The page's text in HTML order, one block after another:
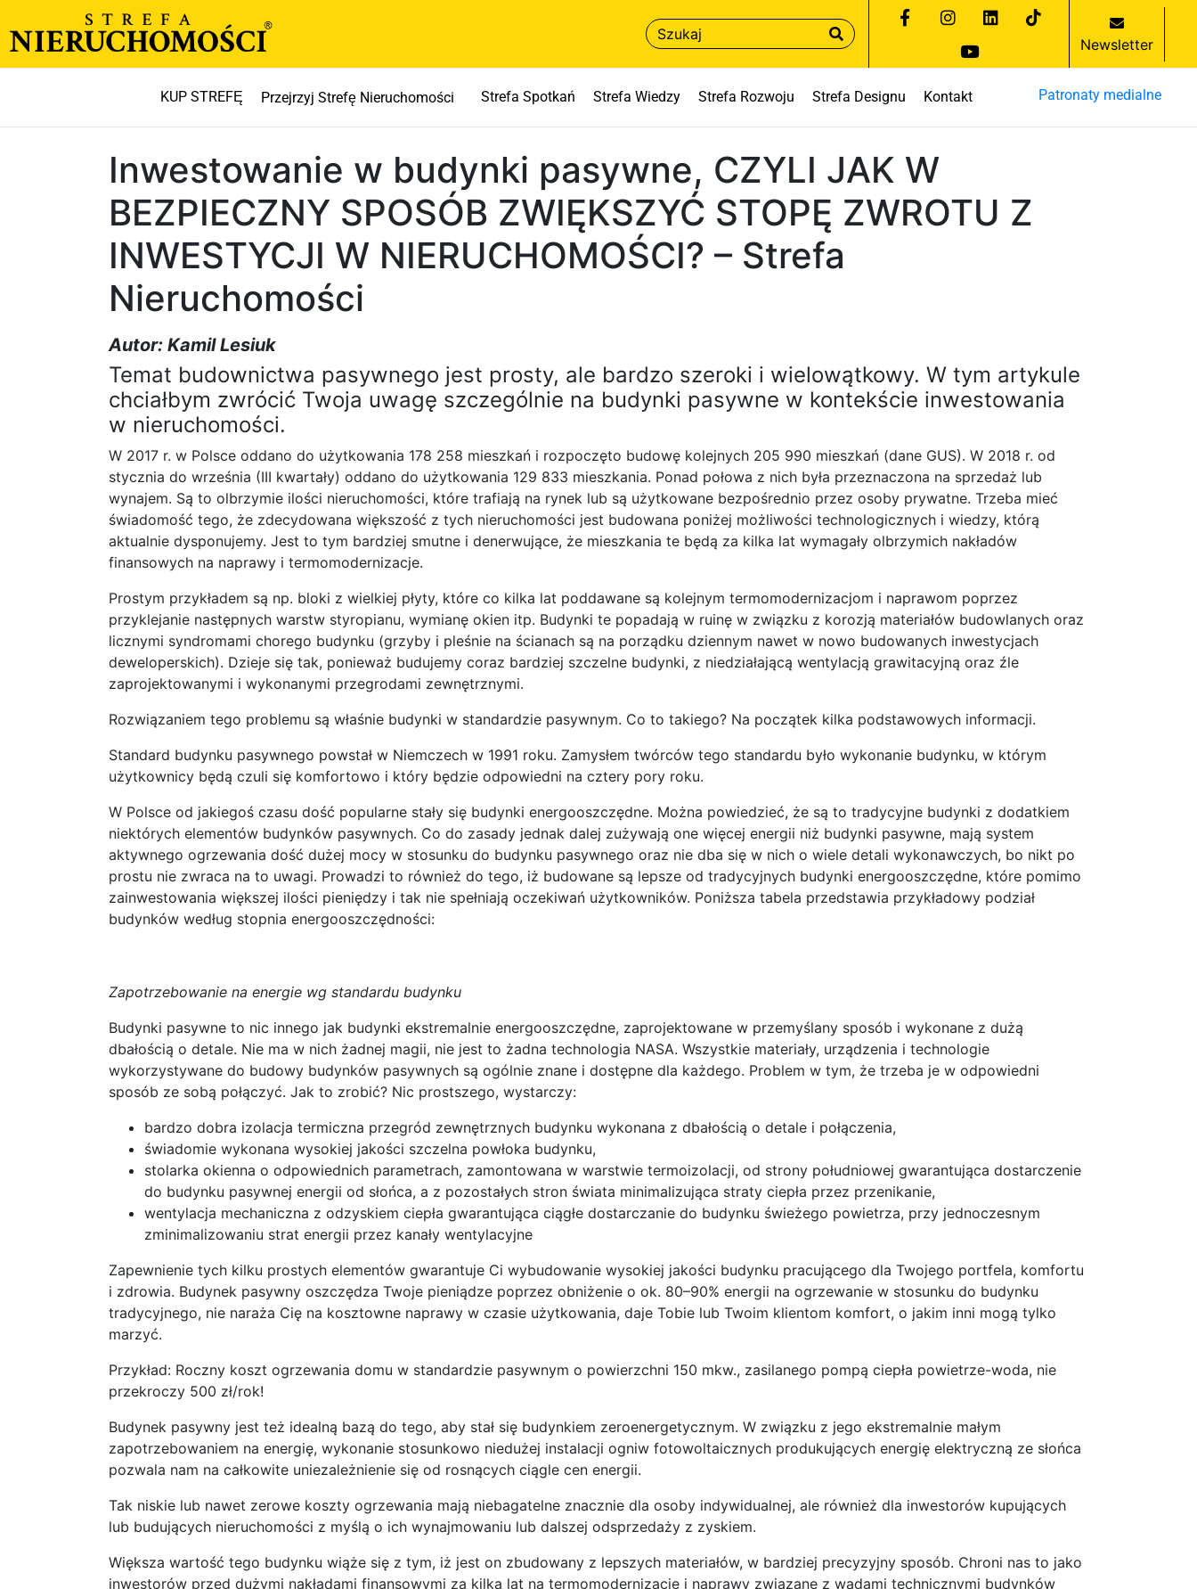
Newsletter
KUP STREFĘ Przejrzyj Strefę Nieruchomości Strefa Spotkań Strefa Wiedzy Strefa Rozwoju Strefa Designu Kontakt Patronaty medialne
Inwestowanie w budynki pasywne, CZYLI JAK W
BEZPIECZNY SPOSÓB ZWIĘKSZYĆ STOPĘ ZWROTU Z
INWESTYCJI W NIERUCHOMOŚCI? – Strefa
Nieruchomości
Autor: Kamil Lesiuk
Temat budownictwa pasywnego jest prosty, ale bardzo szeroki i wielowątkowy. W tym artykule
chciałbym zwrócić Twoja uwagę szczególnie na budynki pasywne w kontekście inwestowania
w nieruchomości.
W 2017 r. w Polsce oddano do użytkowania 178 258 mieszkań i rozpoczęto budowę kolejnych 205 990 mieszkań (dane GUS). W 2018 r. od
stycznia do września (III kwartały) oddano do użytkowania 129 833 mieszkania. Ponad połowa z nich była przeznaczona na sprzedaż lub
wynajem. Są to olbrzymie ilości nieruchomości, które trafiają na rynek lub są użytkowane bezpośrednio przez osoby prywatne. Trzeba mieć
świadomość tego, że zdecydowana większość z tych nieruchomości jest budowana poniżej możliwości technologicznych i wiedzy, którą
aktualnie dysponujemy. Jest to tym bardziej smutne i denerwujące, że mieszkania te będą za kilka lat wymagały olbrzymich nakładów
finansowych na naprawy i termomodernizacje.
Prostym przykładem są np. bloki z wielkiej płyty, które co kilka lat poddawane są kolejnym termomodernizacjom i naprawom poprzez
przyklejanie następnych warstw styropianu, wymianę okien itp. Budynki te popadają w ruinę w związku z korozją materiałów budowlanych oraz
licznymi syndromami chorego budynku (grzyby i pleśnie na ścianach są na porządku dziennym nawet w nowo budowanych inwestycjach
deweloperskich). Dzieje się tak, ponieważ budujemy coraz bardziej szczelne budynki, z niedziałającą wentylacją grawitacyjną oraz źle
zaprojektowanymi i wykonanymi przegrodami zewnętrznymi.
Rozwiązaniem tego problemu są właśnie budynki w standardzie pasywnym. Co to takiego? Na początek kilka podstawowych informacji.
Standard budynku pasywnego powstał w Niemczech w 1991 roku. Zamysłem twórców tego standardu było wykonanie budynku, w którym
użytkownicy będą czuli się komfortowo i który będzie odpowiedni na cztery pory roku.
W Polsce od jakiegoś czasu dość popularne stały się budynki energooszczędne. Można powiedzieć, że są to tradycyjne budynki z dodatkiem
niektórych elementów budynków pasywnych. Co do zasady jednak dalej zużywają one więcej energii niż budynki pasywne, mają system
aktywnego ogrzewania dość dużej mocy w stosunku do budynku pasywnego oraz nie dba się w nich o wiele detali wykonawczych, bo nikt po
prostu nie zwraca na to uwagi. Prowadzi to również do tego, iż budowane są lepsze od tradycyjnych budynki energooszczędne, które pomimo
zainwestowania większej ilości pieniędzy i tak nie spełniają oczekiwań użytkowników. Poniższa tabela przedstawia przykładowy podział
budynków według stopnia energooszczędności:
Zapotrzebowanie na energie wg standardu budynku
Budynki pasywne to nic innego jak budynki ekstremalnie energooszczędne, zaprojektowane w przemyślany sposób i wykonane z dużą
dbałością o detale. Nie ma w nich żadnej magii, nie jest to żadna technologia NASA. Wszystkie materiały, urządzenia i technologie
wykorzystywane do budowy budynków pasywnych są ogólnie znane i dostępne dla każdego. Problem w tym, że trzeba je w odpowiedni
sposób ze sobą połączyć. Jak to zrobić? Nic prostszego, wystarczy:
bardzo dobra izolacja termiczna przegród zewnętrznych budynku wykonana z dbałością o detale i połączenia,
świadomie wykonana wysokiej jakości szczelna powłoka budynku,
stolarka okienna o odpowiednich parametrach, zamontowana w warstwie termoizolacji, od strony południowej gwarantująca dostarczenie
do budynku pasywnej energii od słońca, a z pozostałych stron świata minimalizująca straty ciepła przez przenikanie,
wentylacja mechaniczna z odzyskiem ciepła gwarantująca ciągłe dostarczanie do budynku świeżego powietrza, przy jednoczesnym
zminimalizowaniu strat energii przez kanały wentylacyjne
Zapewnienie tych kilku prostych elementów gwarantuje Ci wybudowanie wysokiej jakości budynku pracującego dla Twojego portfela, komfortu
i zdrowia. Budynek pasywny oszczędza Twoje pieniądze poprzez obniżenie o ok. 80–90% energii na ogrzewanie w stosunku do budynku
tradycyjnego, nie naraża Cię na kosztowne naprawy w czasie użytkowania, daje Tobie lub Twoim klientom komfort, o jakim inni mogą tylko
marzyć.
Przykład: Roczny koszt ogrzewania domu w standardzie pasywnym o powierzchni 150 mkw., zasilanego pompą ciepła powietrze-woda, nie
przekroczy 500 zł/rok!
Budynek pasywny jest też idealną bazą do tego, aby stał się budynkiem zeroenergetycznym. W związku z jego ekstremalnie małym
zapotrzebowaniem na energię, wykonanie stosunkowo niedużej instalacji ogniw fotowoltaicznych produkujących energię elektryczną ze słońca
pozwala nam na całkowite uniezależnienie się od rosnących ciągle cen energii.
Tak niskie lub nawet zerowe koszty ogrzewania mają niebagatelne znacznie dla osoby indywidualnej, ale również dla inwestorów kupujących
lub budujących nieruchomości z myślą o ich wynajmowaniu lub dalszej odsprzedaży z zyskiem.
Większa wartość tego budynku wiąże się z tym, iż jest on zbudowany z lepszych materiałów, w bardziej precyzyjny sposób. Chroni nas to jako
inwestorów przed dużymi nakładami finansowymi za kilka lat na termomodernizację i naprawy związane z wadami technicznymi budynków